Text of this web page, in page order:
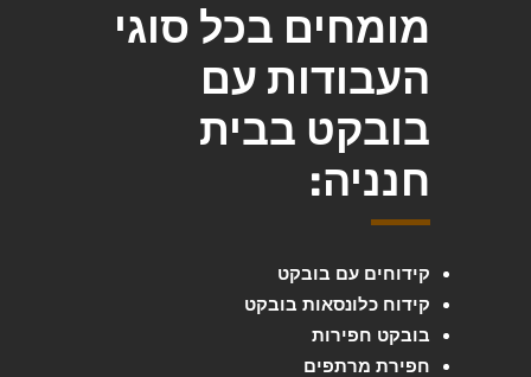
מומחים בכל סוגי
העבודות עם
בובקט בבית
חנניה:
קידוחים עם בובקט
קידוח כלונסאות בובקט
בובקט חפירות
חפירת מרתפים